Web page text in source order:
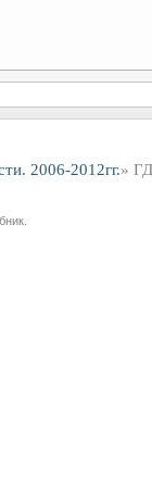
2006-2012гг.»